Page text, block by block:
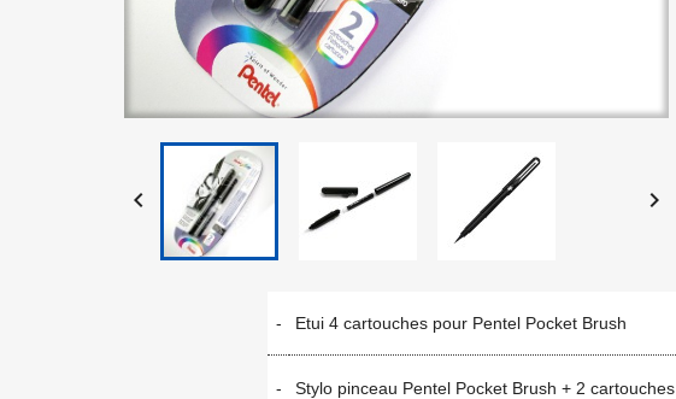
 
- Etui 4 cartouches pour Pentel Pocket Brush
- Stylo pinceau Pentel Pocket Brush + 2 cartouches